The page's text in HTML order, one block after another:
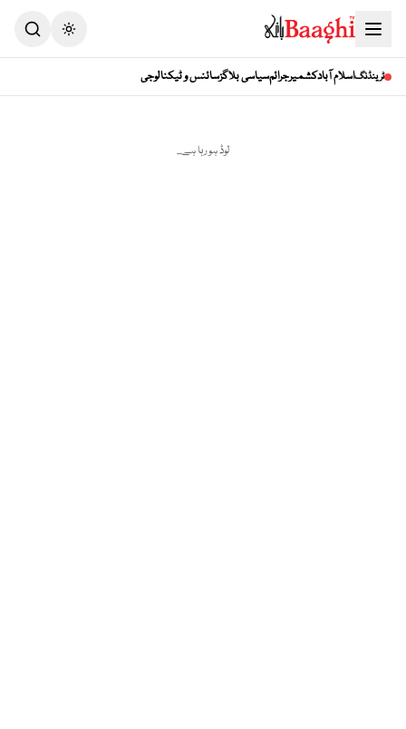
Toggle theme
ٹرینڈنگاسلام آبادکشمیرجرائمسیاسی بلاگزسائنس و ٹیکنالوجی
لوڈ ہو رہا ہے...